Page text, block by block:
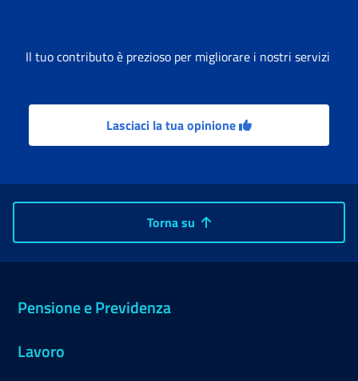
Il tuo contributo è prezioso per migliorare i nostri servizi
Lasciaci la tua opinione
Torna su
Pensione e Previdenza
Lavoro